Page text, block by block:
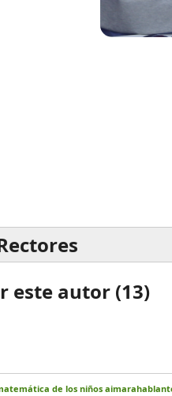
este autor (13)
de los niños